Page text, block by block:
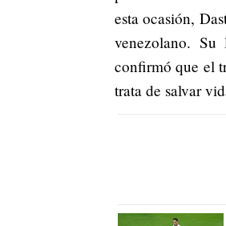
esta ocasión,
venezolano.
confirmó que el
trata de salvar